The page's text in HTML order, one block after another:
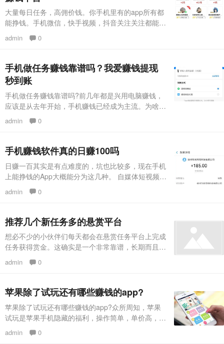
现了一个OK赚钥匙的图标。OK赚钥匙是什么呢?OK
赚
大量每日任务，高佣价钱。你手机里有的app所有都
能挣钱。手机微信，快手视频，抖音关注关注都能挣
钱!服务平台贷款担保，提成有确保。 点击这里下
载：https://sourl.cn/MEUwU6 做单奖励无限张力，
来赚钱么做单就没错。 赚钱么强烈推荐奖励：邀约
好友，拿永久性分紅 邀约一个新手，立刻奖励一
元。好友做单，
admin 0
手机做任务赚钱靠谱吗？我爱赚钱提现
秒到账
手机做任务赚钱靠谱吗?前几年都是兴用电脑赚钱，
应该是从去年开始，手机赚钱已经成为主流。为啥?
因为手机赚钱比电脑赚钱方便多了，只要我们的手机
可以上网，我们就可以随时赚钱。而手机赚钱最主流
APP就是一个不错的手机兼职赚赚钱平台。点击这里
下载：https://sourl.cn/MEUwU6 所谓的手机悬赏，
其实很简单的。也许我们都在手机上见过。比如投
admin 0
手机赚钱软件真的日赚100吗
日赚一百其实是有点难度的，坑也比较多，现在手机
上能挣钱的App大概能分为这几种。 自媒体短视频电
商就不用说了。 一、养成类App，例如什么养猪，盖
楼之类的，前期刚下载的时候可能就直接能够让你提
后面若想再提现，就要不断做任务，看视频广告必不
可少，提现门槛还很高，努力了一个月也未必能够达
到他们的提现要求。 二、看小说，喜欢看小
admin 0
推荐几个新任务多的悬赏平台
想必不少的小伙伴们每天都会在悬赏任务平台上完成
任务获得赏金。这确实是一个非常靠谱，长期而且长
久的项目。想要操作这个项目其实最重要的便是要找
到每天会升级大量的新的悬赏任务的平台。今日我就
作。 平台一：众人帮第一个要推荐的是众人帮，这
应当大家是都是非常了解的平台了。经过了两年长期
的耕耘，这个平台如今已经成为了行业的标兵。注册
量做到上亿
admin 0
苹果除了试玩还有哪些赚钱的app?
苹果除了试玩还有哪些赚钱的app?众所周知，苹果
试玩是苹果手机隐藏的福利，操作简单，单价高，收
益快。但是也有缺点，就是一般下午才有任务，大部
分平台上午晚上都没有任务，导致有些人利用不好时
admin 0